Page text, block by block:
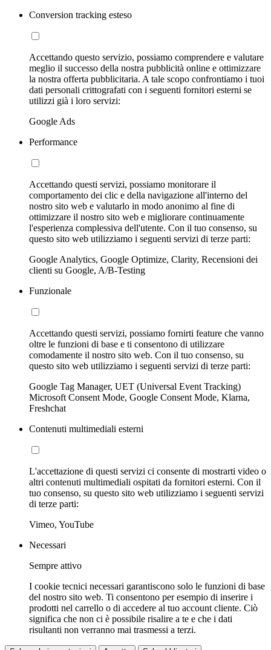
Conversion tracking esteso
Accettando questo servizio, possiamo comprendere e valutare
meglio il successo della nostra pubblicità online e ottimizzare
la nostra offerta pubblicitaria. A tale scopo confrontiamo i tuoi
dati personali crittografati con i seguenti fornitori esterni se
utilizzi già i loro servizi:
Google Ads
Performance
Accettando questi servizi, possiamo monitorare il
comportamento dei clic e della navigazione all'interno del
nostro sito web e valutarlo in modo anonimo al fine di
ottimizzare il nostro sito web e migliorare continuamente
l'esperienza complessiva dell'utente. Con il tuo consenso, su
questo sito web utilizziamo i seguenti servizi di terze parti:
Google Analytics, Google Optimize, Clarity, Recensioni dei
clienti su Google, A/B-Testing
Funzionale
Accettando questi servizi, possiamo fornirti feature che vanno
oltre le funzioni di base e ti consentono di utilizzare
comodamente il nostro sito web. Con il tuo consenso, su
questo sito web utilizziamo i seguenti servizi di terze parti:
Google Tag Manager, UET (Universal Event Tracking)
Microsoft Consent Mode, Google Consent Mode, Klarna,
Freshchat
Contenuti multimediali esterni
L'accettazione di questi servizi ci consente di mostrarti video o
altri contenuti multimediali ospitati da fornitori esterni. Con il
tuo consenso, su questo sito web utilizziamo i seguenti servizi
di terze parti:
Vimeo, YouTube
Necessari
Sempre attivo
I cookie tecnici necessari garantiscono solo le funzioni di base
del nostro sito web. Ti consentono per esempio di inserire i
prodotti nel carrello o di accedere al tuo account cliente. Ciò
significa che non ci è possibile risalire a te e che i dati
risultanti non verranno mai trasmessi a terzi.